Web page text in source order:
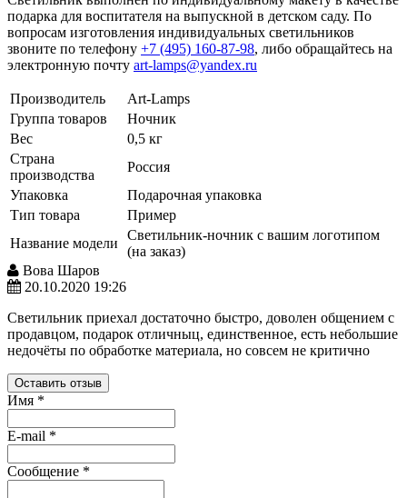
подарка для воспитателя на выпускной в детском саду. По
вопросам изготовления индивидуальных светильников
звоните по телефону +7 (495) 160-87-98, либо обращайтесь на
электронную почту art-lamps@yandex.ru
Производитель
Art-Lamps
Группа товаров
Ночник
Вес
0,5 кг
Страна
производства
Россия
Упаковка
Подарочная упаковка
Тип товара
Пример
Название модели
Светильник-ночник с вашим логотипом
(на заказ)
Вова Шаров
20.10.2020 19:26
Светильник приехал достаточно быстро, доволен общением с
продавцом, подарок отличныц, единственное, есть небольшие
недочëты по обработке материала, но совсем не критично
Оставить отзыв
Имя *
E-mail *
Сообщение *